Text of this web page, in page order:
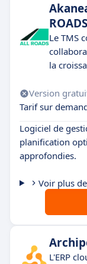
ROADS
Le TMS
la
Version
Tarif sur
Logiciel de
planification
approfondies.
Voir plus
L'ERP